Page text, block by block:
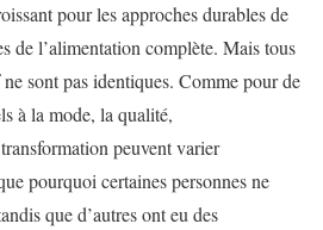
pour les approches durables de
de l’alimentation complète. Mais tous
sont pas identiques. Comme pour de
à la mode, la qualité,
peuvent varier
pourquoi certaines personnes ne
que d’autres ont eu des